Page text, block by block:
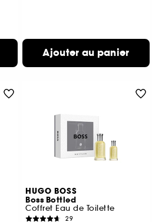
Ajouter au panier
HUGO BOSS
Boss Bottled
Coffret Eau de Toilette
29